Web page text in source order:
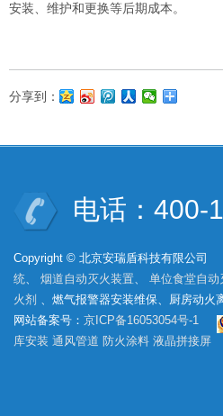
安装、维护和更换等后期成本。
分享到：
电话：
Copyright © 北京安瑞盾科技有限公司
统、 烟道自动灭火装置、 单位食堂自动
火剂 、燃气报警器安装维保、厨房动
网站备案号： 京ICP备16053054号-1
库安装 通风管道 防火涂料 液晶拼接屏